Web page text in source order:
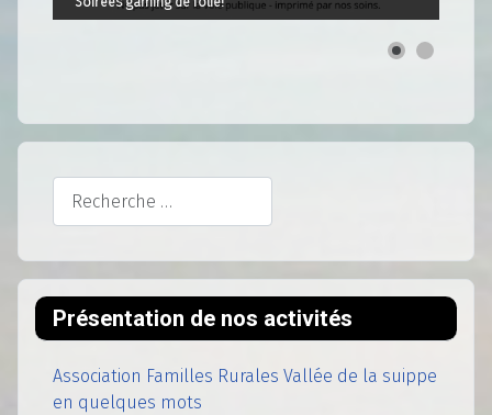
Rechercher
Présentation de nos activités
Association Familles Rurales Vallée de la suippe
en quelques mots